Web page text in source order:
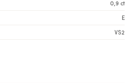
0,9 ct
E
VS2